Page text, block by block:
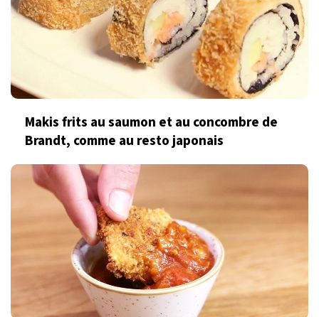
Makis frits au saumon et au concombre de
Brandt, comme au resto japonais